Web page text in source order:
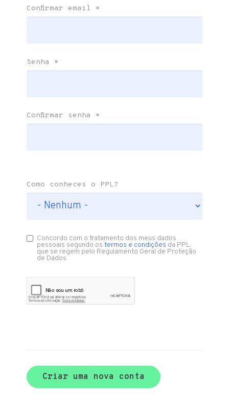
Confirmar email *
Senha *
Confirmar senha *
Como conheces o PPL?
Concordo com o tratamento dos meus dados
pessoais segundo ostermos e condições da PPL,
que se regem pelo Regulamento Geral de Proteção
de Dados
Criar uma nova conta